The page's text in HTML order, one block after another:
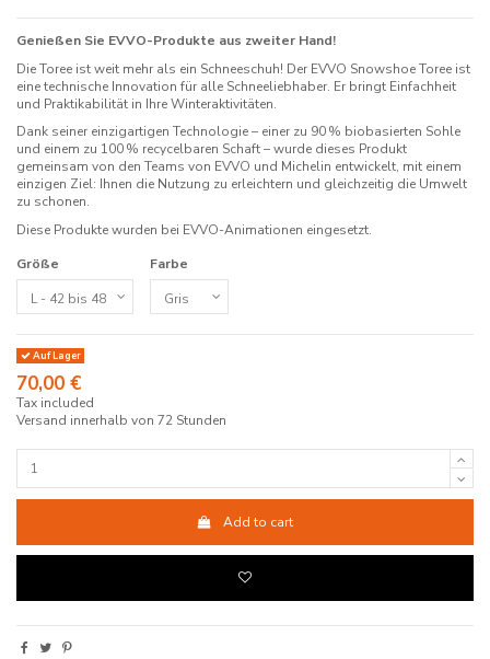
Genießen Sie EVVO-Produkte aus zweiter Hand!
Die Toree ist weit mehr als ein Schneeschuh! Der EVVO Snowshoe Toree ist
eine technische Innovation für alle Schneeliebhaber. Er bringt Einfachheit
und Praktikabilität in Ihre Winteraktivitäten.
Dank seiner einzigartigen Technologie – einer zu 90 % biobasierten Sohle
und einem zu 100 % recycelbaren Schaft – wurde dieses Produkt
gemeinsam von den Teams von EVVO und Michelin entwickelt, mit einem
einzigen Ziel: Ihnen die Nutzung zu erleichtern und gleichzeitig die Umwelt
zu schonen.
Diese Produkte wurden bei EVVO-Animationen eingesetzt.
Größe
Farbe
Auf Lager
70,00 €
Tax included
Versand innerhalb von 72 Stunden
Add to cart